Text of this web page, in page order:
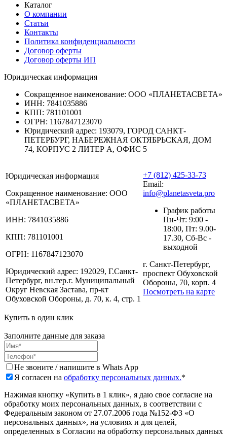
Каталог
О компании
Статьи
Контакты
Политика конфиденциальности
Договор оферты
Договор оферты ИП
Юридическая информация
Сокращенное наименование: ООО «ПЛАНЕТАСВЕТА»
ИНН: 7841035886
КПП: 781101001
ОГРН: 1167847123070
Юридический адрес: 193079, ГОРОД САНКТ-
ПЕТЕРБУРГ, НАБЕРЕЖНАЯ ОКТЯБРЬСКАЯ, ДОМ
74, КОРПУС 2 ЛИТЕР А, ОФИС 5
Юридическая информация
Сокращенное наименование: ООО
«ПЛАНЕТАСВЕТА»
ИНН: 7841035886
КПП: 781101001
ОГРН: 1167847123070
Юридический адрес: 192029, Г.Санкт-
Петербург, вн.тер.г. Муниципальный
Округ Невская Застава, пр-кт
Обуховской Обороны, д. 70, к. 4, стр. 1
+7 (812) 425-33-73
Email:
info@planetasveta.pro
График работы
Пн-Чт: 9:00 -
18:00, Пт: 9.00-
17.30, Сб-Вс -
выходной
г. Санкт-Петербург,
проспект Обуховской
Обороны, 70, корп. 4
Посмотреть на карте
Купить в один клик
Заполните данные для заказа
Не звоните / напишите в Whats App
Я согласен на обработку персональных данных.*
Нажимая кнопку «Купить в 1 клик», я даю свое согласие на
обработку моих персональных данных, в соответствии с
Федеральным законом от 27.07.2006 года №152-ФЗ «О
персональных данных», на условиях и для целей,
определенных в Согласии на обработку персональных данных